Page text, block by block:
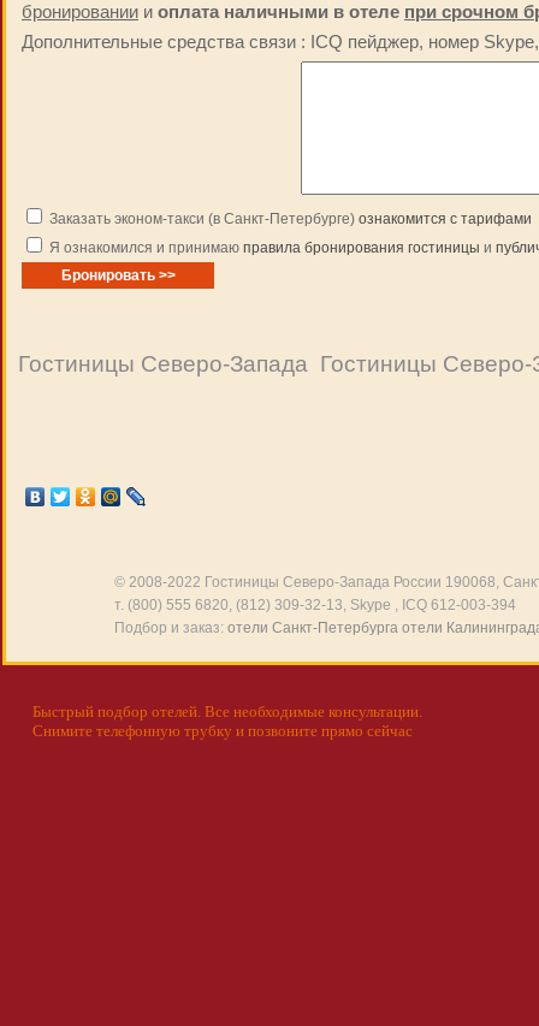
бронировании и оплата наличными в отеле при срочном
Дополнительные средства связи : ICQ пейджер, номер
Заказать эконом-такси (в Санкт-Петербурге) ознакомится с тарифами
Я ознакомился и принимаю правила бронирования гостиницы и
Гостиницы Северо-Запада Гостиницы Северо-
© 2008-2022 Гостиницы Северо-Запада России 190068,
т. (800) 555 6820, (812) 309-32-13, Skype , ICQ 612-003-394
Подбор и заказ: отели Санкт-Петербурга отели
Быстрый подбор отелей. Все необходимые консультации.
Снимите телефонную трубку и позвоните прямо сейчас